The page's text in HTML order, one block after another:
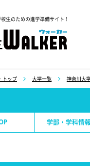
生のための進学準備サイト！
トップ 大学一覧 神奈川大
学部・学科情